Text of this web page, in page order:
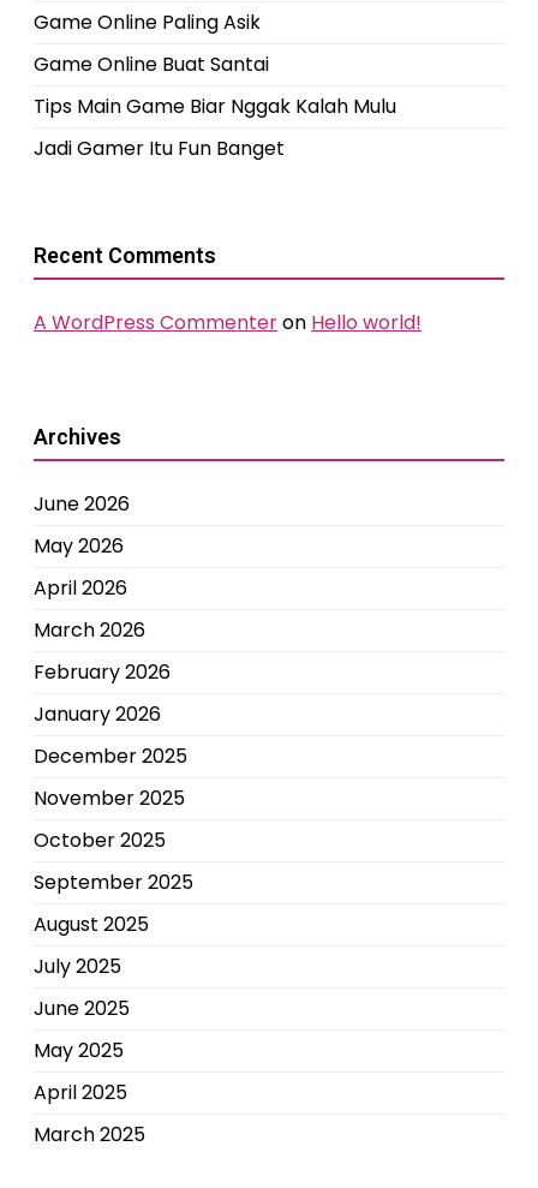
Game Online Paling Asik
Game Online Buat Santai
Tips Main Game Biar Nggak Kalah Mulu
Jadi Gamer Itu Fun Banget
Recent Comments
A WordPress Commenteron Hello world!
Archives
June 2026
May 2026
April 2026
March 2026
February 2026
January 2026
December 2025
November 2025
October 2025
September 2025
August 2025
July 2025
June 2025
May 2025
April 2025
March 2025